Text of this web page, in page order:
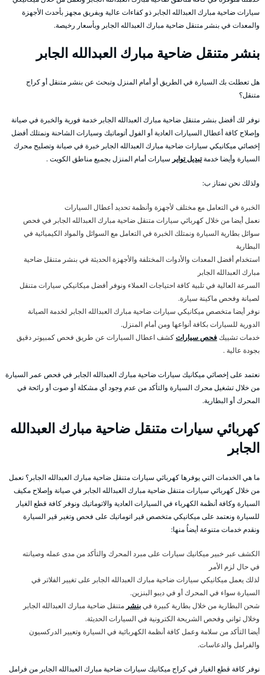
سيارات ضاحية مبارك العبدالله الجابر ذو كفاءات عالية وبفريق مجهز بأحدث الأجهزة
والمعدات في بنشر متنقل ضاحية مبارك العبدالله الجابر وبأسعار رخيصة.
بنشر متنقل ضاحية مبارك العبدالله الجابر
هل تعطلت بك السيارة في الطريق أو أمام المنزل وتبحث عن بنشر متنقل أو كراج
متنقل؟
نوفر لك أفضل بنشر متنقل ضاحية مبارك العبدالله الجابر خدمة فورية والخبرة في صيانة
وإصلاح كافة أعطال السيارات العادية أو الفول أتوماتيك وسيارات الشاحنة ونمتلك أفضل
إخصائي ميكانيكي سيارات ضاحية مبارك العبدالله الجابر خبرة في صيانة وتصليح محرك
السيارة وأيضا خدمةتبديل تواير سيارات أمام المنزل بجميع مناطق الكويت .
ولذلك نحن نمتاز ب:
الخبرة في التعامل مع مختلف لأجهزة وأنظمة تحديد أعطال السيارات
نعمل أيضا من خلال كهربائي سيارات متنقل ضاحية مبارك العبدالله الجابر في فحص
سوائل بطارية السيارة ونمتلك الخبرة في التعامل مع السوائل والمواد الكيميائية في
البطارية
استخدام أفضل المعدات والأدوات المختلفة والأجهزة الحديثة في بنشر متنقل ضاحية
مبارك العبدالله الجابر
السرعة العالية في تلبية كافة احتياجات العملاء ونوفر أفضل ميكانيكي سيارات متنقل
لصيانة وفحص ماكينة سيارة.
نوفر أيضا متخصص ميكانيكي سيارات ضاحية مبارك العبدالله الجابر لخدمة الصيانة
الدورية للسيارات بكافة أنواعها ومن أمام المنزل.
خدمات تشييكفحص سياراتكشف اعطال السيارات عن طريق فحص كمبيوتر دقيق
بجودة عالية .
نعتمد على إخصائي ميكانيك سيارات ضاحية مبارك العبدالله الجابر في فحص عمر السيارة
من خلال تشغيل محرك السيارة والتأكد من عدم وجود أي مشكلة أو صوت أو رائحة في
المحرك أو البطارية.
كهربائي سيارات متنقل ضاحية مبارك العبدالله
الجابر
ما هي الخدمات التي يوفرها كهربائي سيارات متنقل ضاحية مبارك العبدالله الجابر؟ نعمل
من خلال كهربائي سيارات متنقل ضاحية مبارك العبدالله الجابر في صيانة وإصلاح مكيف
السيارة وكافة أنظمة الكهرباء في السيارات العادية والاتوماتيك ونوفر كافة قطع الغيار
للسيارة ونعتمد على ميكانيكي متخصص قير اتوماتيك على فحص وتغير قير السيارة
ونقدم خدمات متنوعة أيضاُ منها:
الكشف عبر خبير ميكانيك سيارات على مبرد المحرك والتأكد من مدى عمله وصيانته
في حال لزم الأمر
لذلك يعمل ميكانيكي سيارات ضاحية مبارك العبدالله الجابر على تغيير الفلاتر في
السيارة سواء في المحرك أو في ديبو البنزين.
شحن البطارية من خلال بطارية كبيرة فيبنشر متنقل ضاحية مبارك العبدالله الجابر
وخلال ثواني وفحص الشريحة الكترونية في السيارات الحديثة.
أيضا التأكد من سلامة وعمل كافة أنظمة الكهربائية في السيارة وتعيير الدركسيون
والفرامل والدعاسات.
نوفر كافة قطع الغيار في كراج ميكانيك سيارات ضاحية مبارك العبدالله الجابر من فرامل